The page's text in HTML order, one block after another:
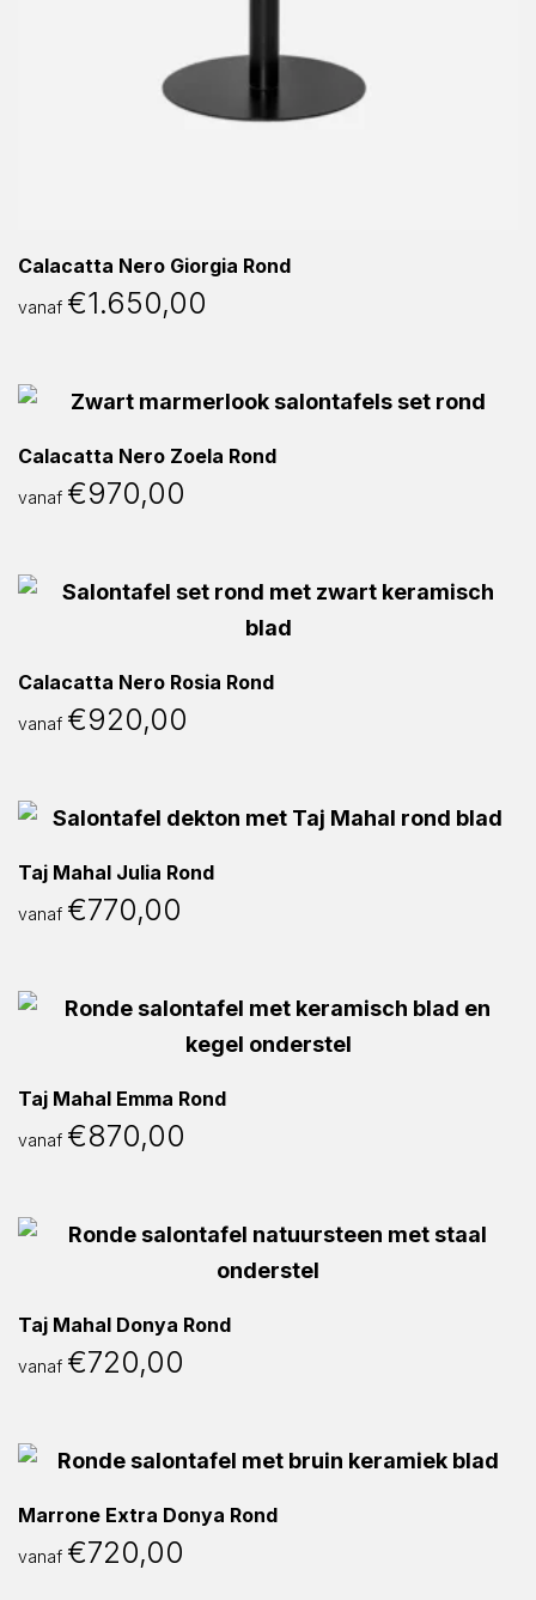
Calacatta Nero Giorgia Rond
vanaf €1.650,00
Calacatta Nero Zoela Rond
vanaf €970,00
Calacatta Nero Rosia Rond
vanaf €920,00
Taj Mahal Julia Rond
vanaf €770,00
Taj Mahal Emma Rond
vanaf €870,00
Taj Mahal Donya Rond
vanaf €720,00
Marrone Extra Donya Rond
vanaf €720,00